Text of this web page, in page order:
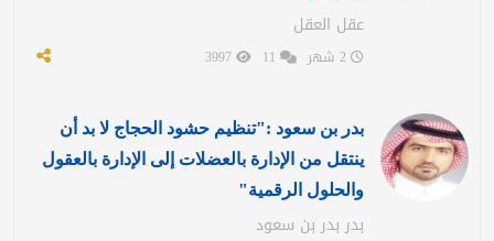
عقل العقل
بدر بن سعود :"تنظيم حشود الحجاج لا بد أن
ينتقل من الإدارة بالعضلات إلى الإدارة بالعقول
والحلول الرقمية"
بدر بدر بن سعود